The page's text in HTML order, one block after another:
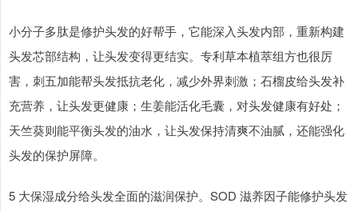
小分子多肽是修护头发的好帮手，它能深入头发内部，重新构建
头发芯部结构，让头发变得更结实。专利草本植萃组方也很厉
害，刺五加能帮头发抵抗老化，减少外界刺激；石榴皮给头发补
充营养，让头发更健康；生姜能活化毛囊，对头发健康有好处；
天竺葵则能平衡头发的油水，让头发保持清爽不油腻，还能强化
头发的保护屏障。
5 大保湿成分给头发全面的滋润保护。SOD 滋养因子能修护头发